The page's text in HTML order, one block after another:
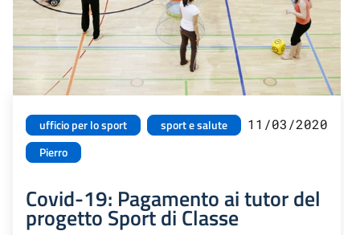
ufficio per lo sport
sport e salute
Pierro
11/03/2020
Covid-19: Pagamento ai tutor del
progetto Sport di Classe